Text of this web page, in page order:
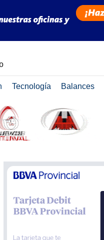
Tecnología Balances